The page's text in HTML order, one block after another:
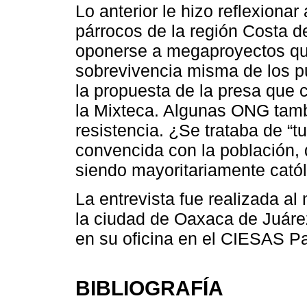
Lo anterior le hizo
párrocos de la región Costa
oponerse a megaproyectos
sobrevivencia misma de los
la propuesta de la presa que
la Mixteca. Algunas ONG
resistencia. ¿Se trataba de
convencida con la
siendo mayoritariamente
La entrevista fue realizada al
la ciudad de Oaxaca de
en su oficina en el CIESAS
BIBLIOGRAFÍA